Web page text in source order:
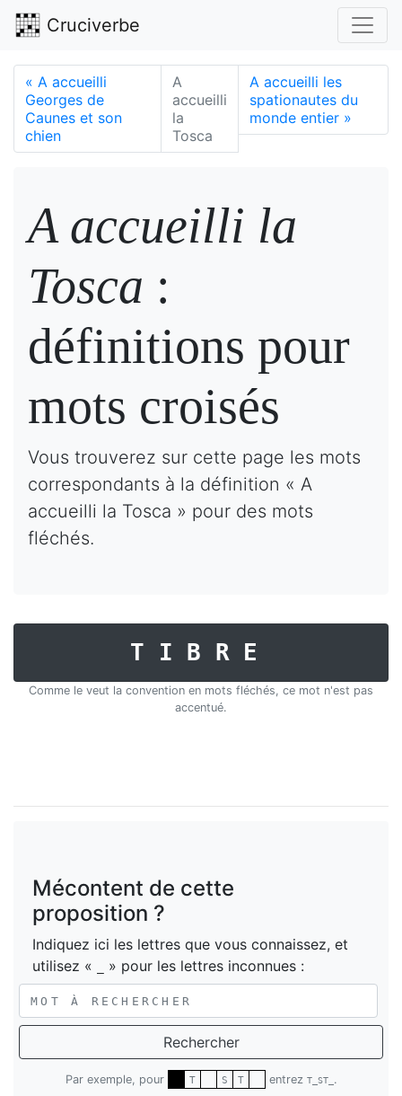
Cruciverbe
« A accueilli
Georges de
Caunes et son
chien
A
accueilli
la
Tosca
A accueilli les
spationautes du
monde entier »
A accueilli la
Tosca :
définitions pour
mots croisés
Vous trouverez sur cette page les mots
correspondants à la définition « A
accueilli la Tosca » pour des mots
fléchés.
TIBRE
Comme le veut la convention en mots fléchés, ce mot n'est pas
accentué.
Mécontent de cette
proposition ?
Indiquez ici les lettres que vous connaissez, et
utilisez «
» pour les lettres inconnues :
Rechercher
Par exemple, pour T S T entrez T_ST_ .